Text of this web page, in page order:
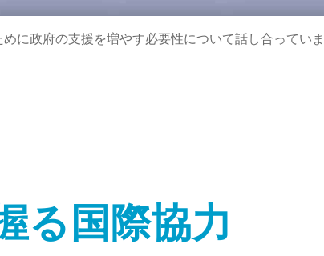
に政府の支援を増やす必要性について話し合ってい
る国際協力